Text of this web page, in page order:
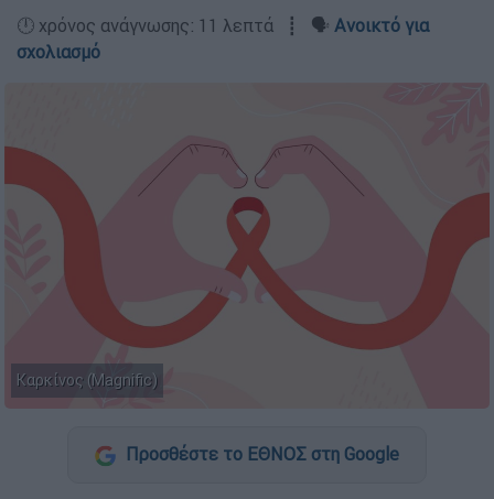
🕛 χρόνος ανάγνωσης: 11 λεπτά ┋ 🗣️ Ανοικτό για
σχολιασμό
Καρκίνος (Magnific)
Προσθέστε το ΕΘΝΟΣ στη Google